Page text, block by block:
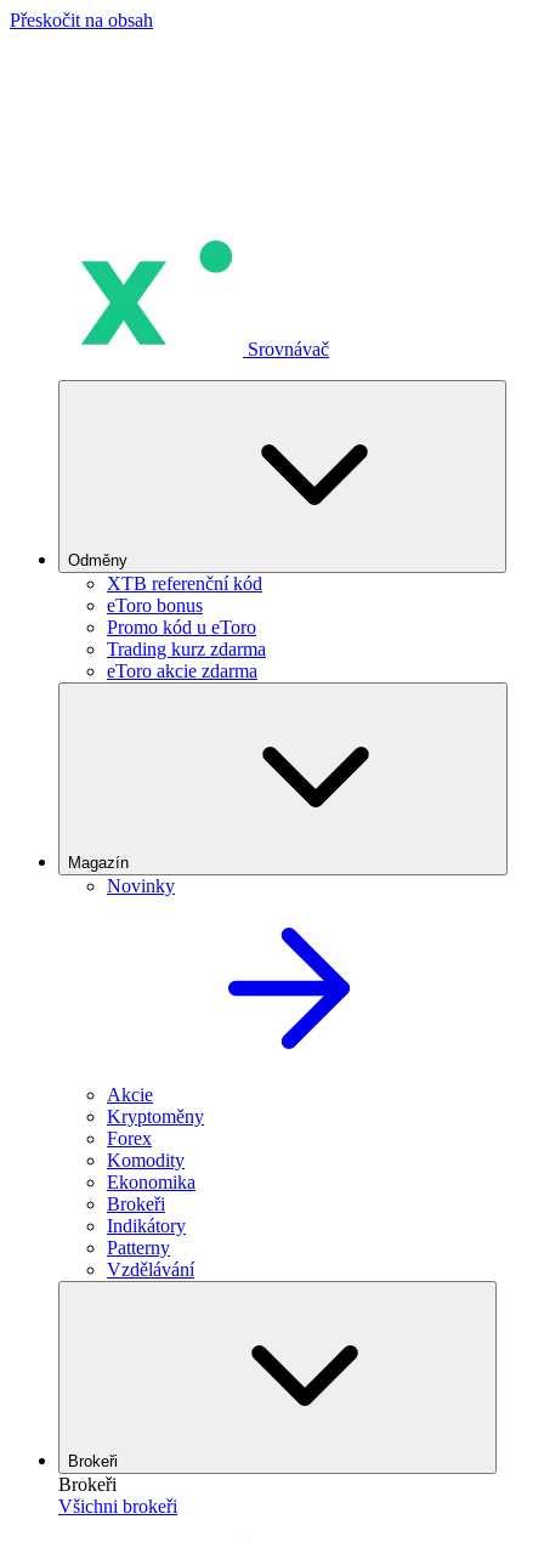
Přeskočit na obsah
Srovnávač
Odměny
XTB referenční kód
eToro bonus
Promo kód u eToro
Trading kurz zdarma
eToro akcie zdarma
Magazín
Novinky
Akcie
Kryptoměny
Forex
Komodity
Ekonomika
Brokeři
Indikátory
Patterny
Vzdělávání
Brokeři
Brokeři
Všichni brokeři